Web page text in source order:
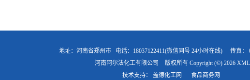
地址：河南省郑州市 电话：18037122411(微信同号 24小时在线) 传真：
河南阿尔法化工有限公司
版权所有 Copyright (©) 2026 XML
技术支持： 盖德化工网 食品商务网